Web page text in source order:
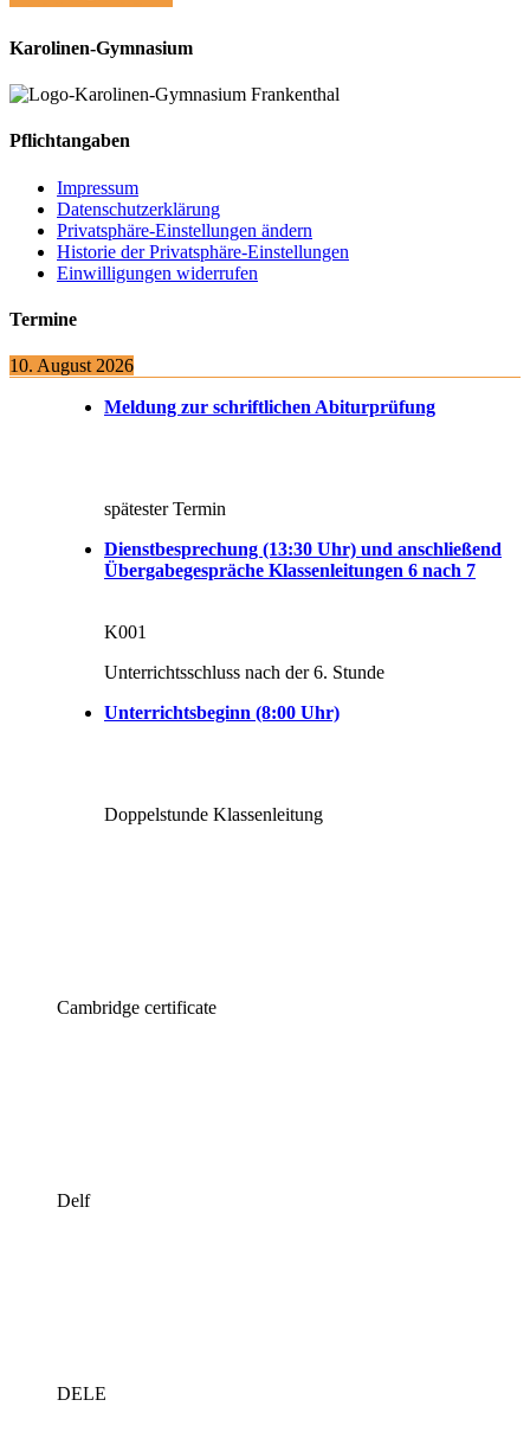
Karolinen-Gymnasium
Pflichtangaben
Impressum
Datenschutzerklärung
Privatsphäre-Einstellungen ändern
Historie der Privatsphäre-Einstellungen
Einwilligungen widerrufen
Termine
10. August 2026
Meldung zur schriftlichen Abiturprüfung
spätester Termin
Dienstbesprechung (13:30 Uhr) und anschließend
Übergabegespräche Klassenleitungen 6 nach 7
K001
Unterrichtsschluss nach der 6. Stunde
Unterrichtsbeginn (8:00 Uhr)
Doppelstunde Klassenleitung
Cambridge certificate
Delf
DELE